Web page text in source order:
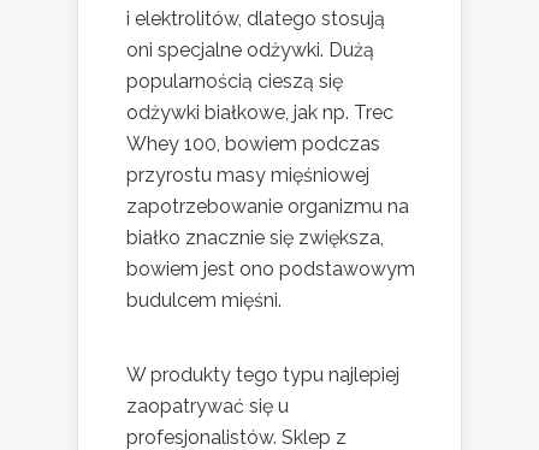
i elektrolitów, dlatego stosują
oni specjalne odżywki. Dużą
popularnością cieszą się
odżywki białkowe, jak np. Trec
Whey 100, bowiem podczas
przyrostu masy mięśniowej
zapotrzebowanie organizmu na
białko znacznie się zwiększa,
bowiem jest ono podstawowym
budulcem mięśni.
W produkty tego typu najlepiej
zaopatrywać się u
profesjonalistów. Sklep z